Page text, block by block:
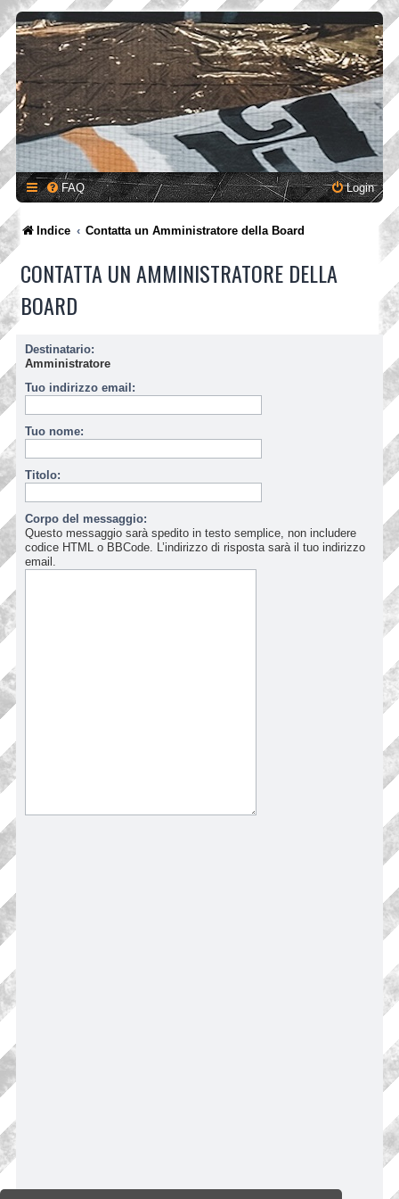
FAQ Login
Indice Contatta un Amministratore della Board
CONTATTA UN AMMINISTRATORE DELLA
BOARD
Destinatario:
Amministratore
Tuo indirizzo email:
Tuo nome:
Titolo:
Corpo del messaggio:
Questo messaggio sarà spedito in testo semplice, non includere
codice HTML o BBCode. L’indirizzo di risposta sarà il tuo indirizzo
email.